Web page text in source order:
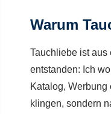
Warum
Tauchliebe ist
entstanden: Ich
Katalog, Werbung
klingen, sondern